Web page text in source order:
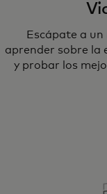
Escápate a
aprender sobre la
y probar los